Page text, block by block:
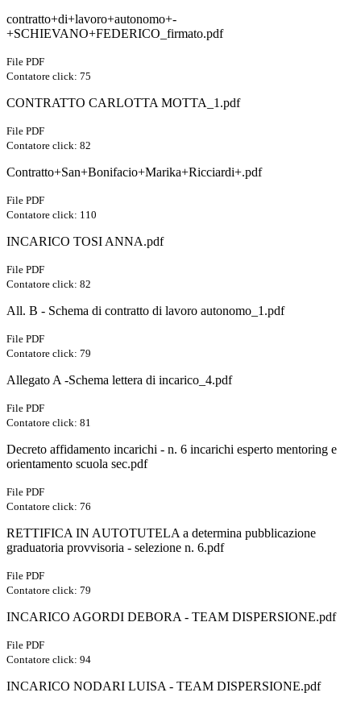
contratto+di+lavoro+autonomo+-
+SCHIEVANO+FEDERICO_firmato.pdf
File PDF
Contatore click: 75
CONTRATTO CARLOTTA MOTTA_1.pdf
File PDF
Contatore click: 82
Contratto+San+Bonifacio+Marika+Ricciardi+.pdf
File PDF
Contatore click: 110
INCARICO TOSI ANNA.pdf
File PDF
Contatore click: 82
All. B - Schema di contratto di lavoro autonomo_1.pdf
File PDF
Contatore click: 79
Allegato A -Schema lettera di incarico_4.pdf
File PDF
Contatore click: 81
Decreto affidamento incarichi - n. 6 incarichi esperto mentoring e
orientamento scuola sec.pdf
File PDF
Contatore click: 76
RETTIFICA IN AUTOTUTELA a determina pubblicazione
graduatoria provvisoria - selezione n. 6.pdf
File PDF
Contatore click: 79
INCARICO AGORDI DEBORA - TEAM DISPERSIONE.pdf
File PDF
Contatore click: 94
INCARICO NODARI LUISA - TEAM DISPERSIONE.pdf